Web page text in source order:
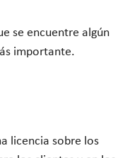
se encuentre algún
importante.
licencia sobre los